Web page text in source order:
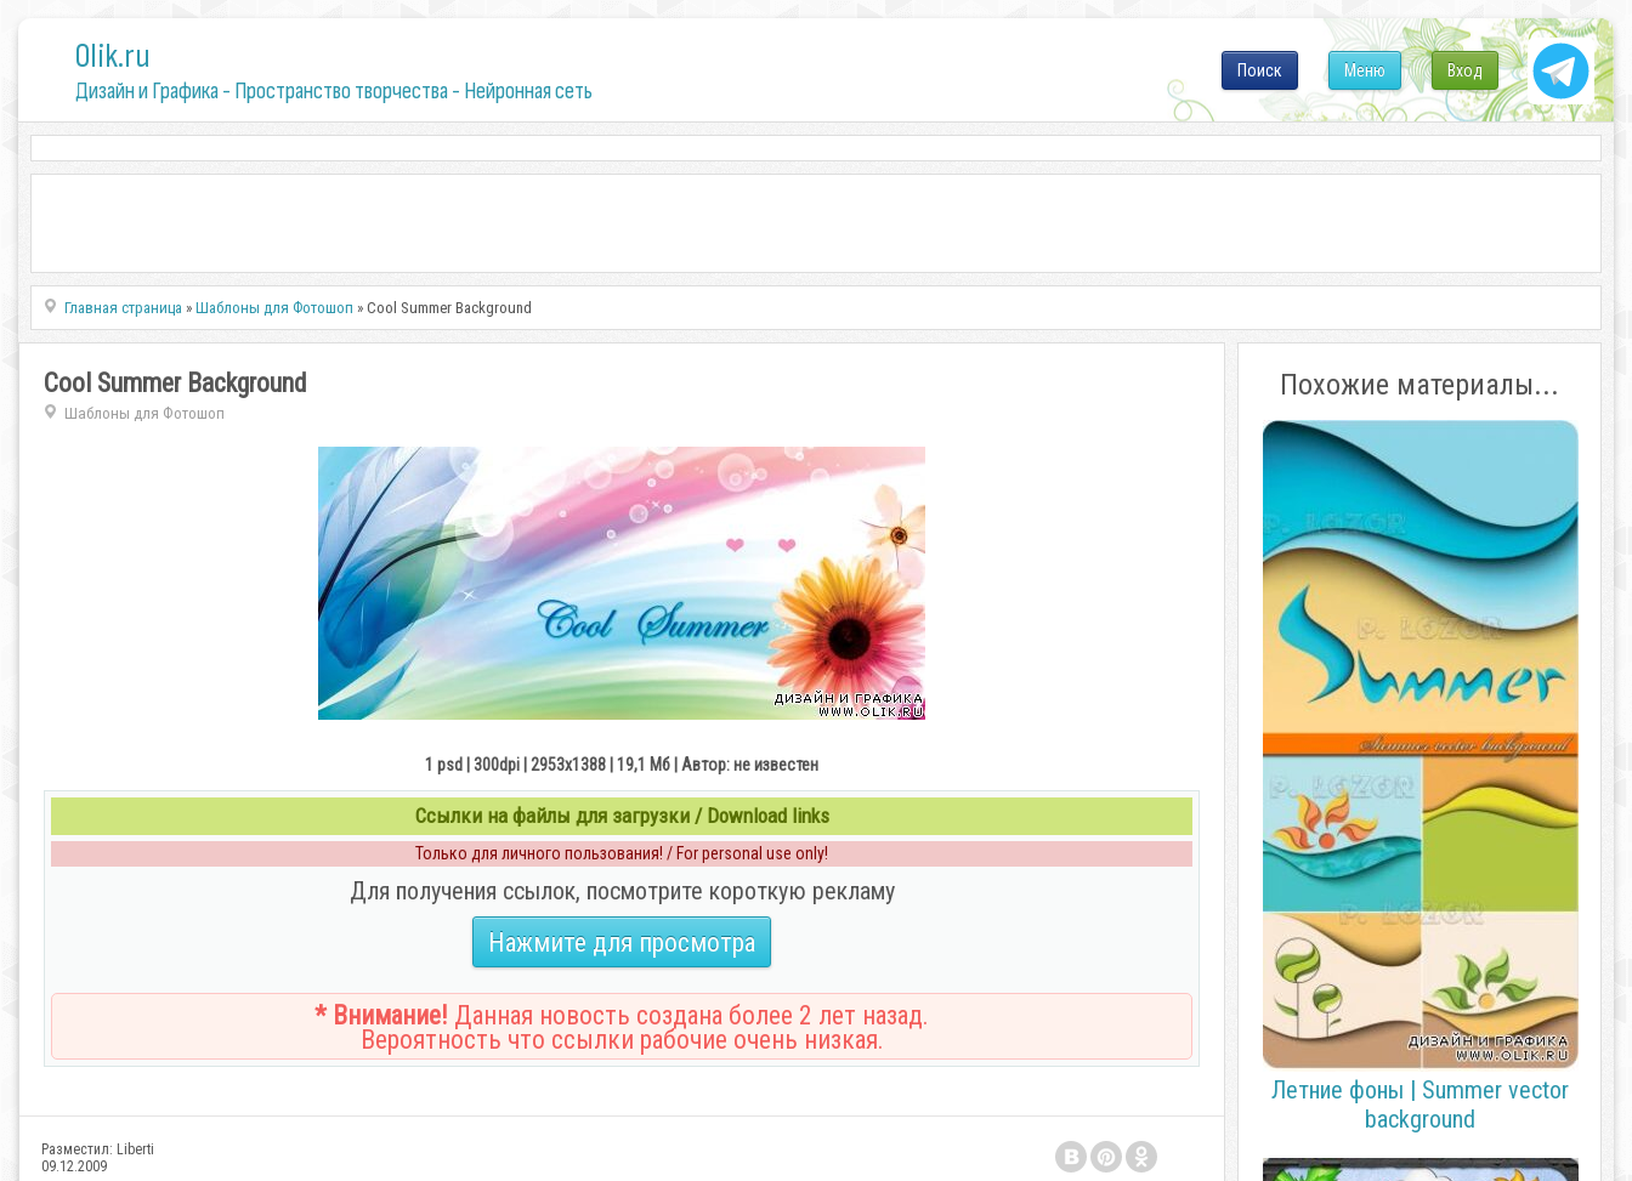
0lik.ru
Дизайн и Графика - Пространство творчества - Нейронная сеть
Вход
Меню
Поиск
Главная страница »Шаблоны для Фотошоп » Cool Summer Background
Cool Summer Background
Шаблоны для Фотошоп
1 psd | 300dpi | 2953x1388 | 19,1 Мб | Автор: не известен
Ссылки на файлы для загрузки / Download links
Только для личного пользования! / For personal use only!
Для получения ссылок, посмотрите короткую рекламу
Нажмите для просмотра
* Внимание! Данная новость создана более 2 лет назад.
Вероятность что ссылки рабочие очень низкая.
Разместил: Liberti
09.12.2009
Похожие материалы...
Летние фоны | Summer vector
background